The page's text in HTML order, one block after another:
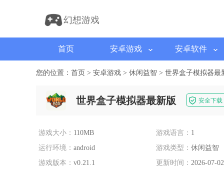
幻想游戏
首页 安卓游戏 安卓软件
您的位置： 首页 > 安卓游戏 > 休闲益智 > 世界盒子模拟器最
世界盒子模拟器最新版 安全下载
游戏大小： 110MB 游戏语言： 1
运行环境： android 游戏类型： 休闲益智
游戏版本： v0.21.1 更新时间： 2026-07-